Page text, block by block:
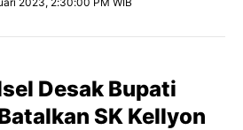
Desak Bupati
SK Kellyon